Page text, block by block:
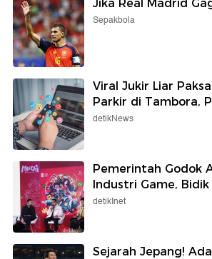
Jika Real Madrid
Sepakbola
Viral Jukir Liar
Parkir di Tambora,
detikNews
Pemerintah Godok
Industri Game, Bidik
detikInet
Sejarah Jepang!